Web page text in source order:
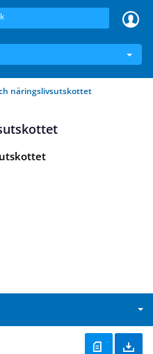
näringslivsutskottet